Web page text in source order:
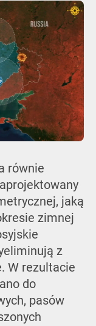
równie
jaką
zimnej
z
W rezultacie
do
pasów